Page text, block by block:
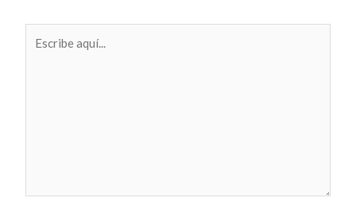
aquí...